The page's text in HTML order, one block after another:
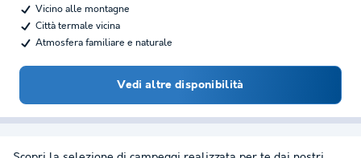
Vicino alle montagne
Città termale vicina
Atmosfera familiare e naturale
Vedi altre disponibilità